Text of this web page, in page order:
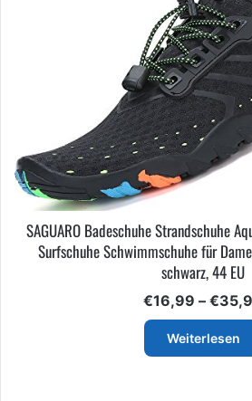
SAGUARO Badeschuhe Strandschuhe
Surfschuhe Schwimmschuhe für
schwarz, 44 EU
€16,99 – €
Weiterlesen